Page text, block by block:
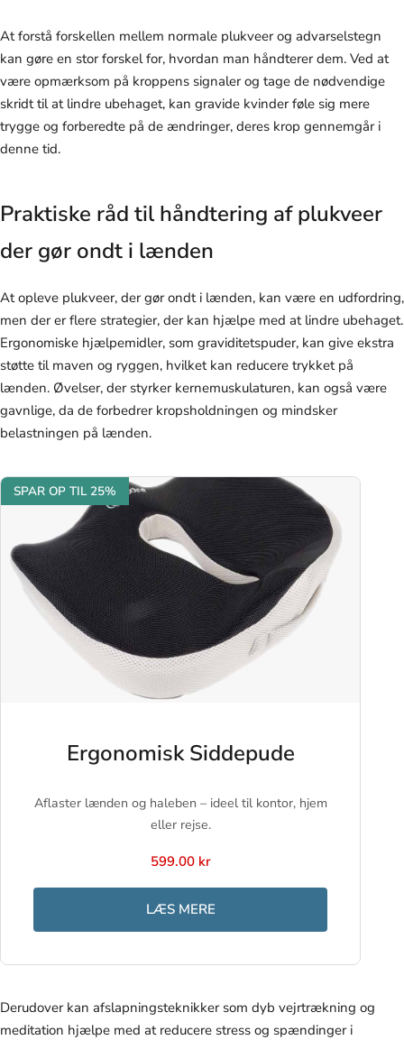
At forstå forskellen mellem normale plukveer og advarselstegn
kan gøre en stor forskel for, hvordan man håndterer dem. Ved at
være opmærksom på kroppens signaler og tage de nødvendige
skridt til at lindre ubehaget, kan gravide kvinder føle sig mere
trygge og forberedte på de ændringer, deres krop gennemgår i
denne tid.
Praktiske råd til håndtering af plukveer
der gør ondt i lænden
At opleve plukveer, der gør ondt i lænden, kan være en udfordring,
men der er flere strategier, der kan hjælpe med at lindre ubehaget.
Ergonomiske hjælpemidler, som graviditetspuder, kan give ekstra
støtte til maven og ryggen, hvilket kan reducere trykket på
lænden. Øvelser, der styrker kernemuskulaturen, kan også være
gavnlige, da de forbedrer kropsholdningen og mindsker
belastningen på lænden.
SPAR OP TIL 25%
Ergonomisk Siddepude
Aflaster lænden og haleben – ideel til kontor, hjem
eller rejse.
599.00 kr
LÆS MERE
Derudover kan afslapningsteknikker som dyb vejrtrækning og
meditation hjælpe med at reducere stress og spændinger i